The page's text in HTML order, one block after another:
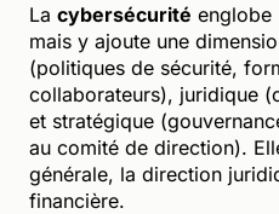
La cybersécurité englobe
mais y ajoute une
(politiques de sécurité,
collaborateurs), juridique
et stratégique
au comité de direction).
générale, la direction
financière.